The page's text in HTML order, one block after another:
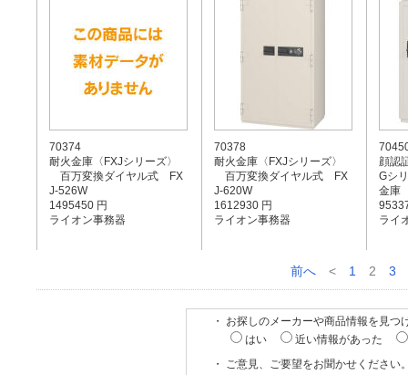
70374
耐火金庫〈FXJシリーズ〉
百万変換ダイヤル式 FX
J-526W
1495450 円
ライオン事務器
70378
耐火金庫〈FXJシリーズ〉
百万変換ダイヤル式 FX
J-620W
1612930 円
ライオン事務器
顔認
Gシ
金
ライ
前へ < 1 2 3
・ お探しのメーカーや商品情報を見つ
はい
近い情報があった
・ ご意見、ご要望をお聞かせください